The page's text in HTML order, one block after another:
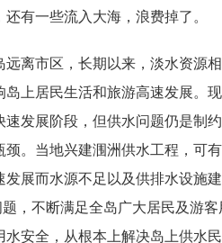
有一些流入大海，浪费掉了。
远离市区，长期以来，淡水资源
岛上居民生活和旅游高速发展。
速发展阶段，但供水问题仍是制
颈。当地兴建涠洲供水工程，可
发展而水源不足以及供排水设施
题，不断满足全岛广大居民及游客
水安全，从根本上解决岛上供水